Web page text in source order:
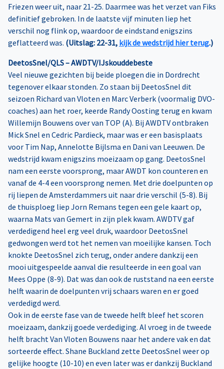
Friezen weer uit, naar 21-25. Daarmee was het verzet van Fiks
definitief gebroken. In de laatste vijf minuten liep het
verschil nog flink op, waardoor de eindstand enigszins
geflatteerd was. (Uitslag: 22-31, kijk de wedstrijd hier terug.)
DeetosSnel/QLS – AWDTV/IJskouddebeste
Veel nieuwe gezichten bij beide ploegen die in Dordrecht
tegenover elkaar stonden. Zo staan bij DeetosSnel dit
seizoen Richard van Vloten en Marc Verberk (voormalig DVO-
coaches) aan het roer, keerde Randy Oosting terug en kwam
Willemijn Bouwens over van TOP (A). Bij AWDTV ontbraken
Mick Snel en Cedric Pardieck, maar was er een basisplaats
voor Tim Nap, Annelotte Bijlsma en Dani van Leeuwen. De
wedstrijd kwam enigszins moeizaam op gang. DeetosSnel
nam een eerste voorsprong, maar AWDT kon counteren en
vanaf de 4-4 een voorsprong nemen. Met drie doelpunten op
rij liepen de Amsterdammers uit naar drie verschil (5-8). Bij
de thuisploeg liep Jorn Remans tegen een gele kaart op,
waarna Mats van Gemert in zijn plek kwam. AWDTV gaf
verdedigend heel erg veel druk, waardoor DeetosSnel
gedwongen werd tot het nemen van moeilijke kansen. Toch
knokte DeetosSnel zich terug, onder andere dankzij een
mooi uitgespeelde aanval die resulteerde in een goal van
Mees Oppe (8-9). Dat was dan ook de ruststand na een eerste
helft waarin de doelpunten vrij schaars waren en er goed
verdedigd werd.
Ook in de eerste fase van de tweede helft bleef het scoren
moeizaam, dankzij goede verdediging. Al vroeg in de tweede
helft bracht Van Vloten Bouwens naar het andere vak en dat
sorteerde effect. Shane Buckland zette DeetosSnel weer op
gelijke hoogte (10-10) en even later was er dankzij Buckland